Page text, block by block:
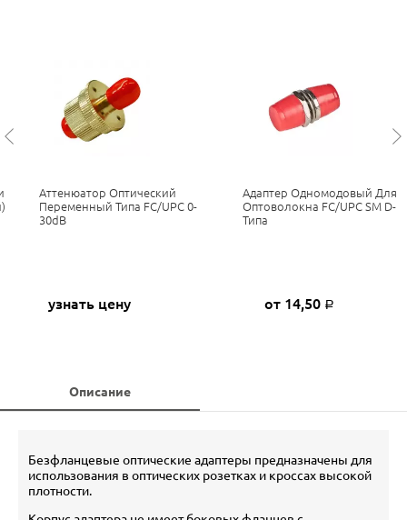
Аттенюатор Оптический
Переменный Типа FC/UPC 0-
30dB
узнать цену
Адаптер Одномодовый Для
Оптоволокна FC/UPC SM D-
Типа
от 14,50 Р
Описание
Безфланцевые оптические адаптеры предназначены для
использования в оптических розетках и кроссах высокой
плотности.